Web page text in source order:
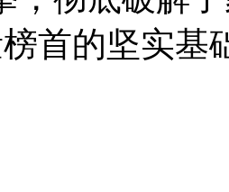
首的坚实基